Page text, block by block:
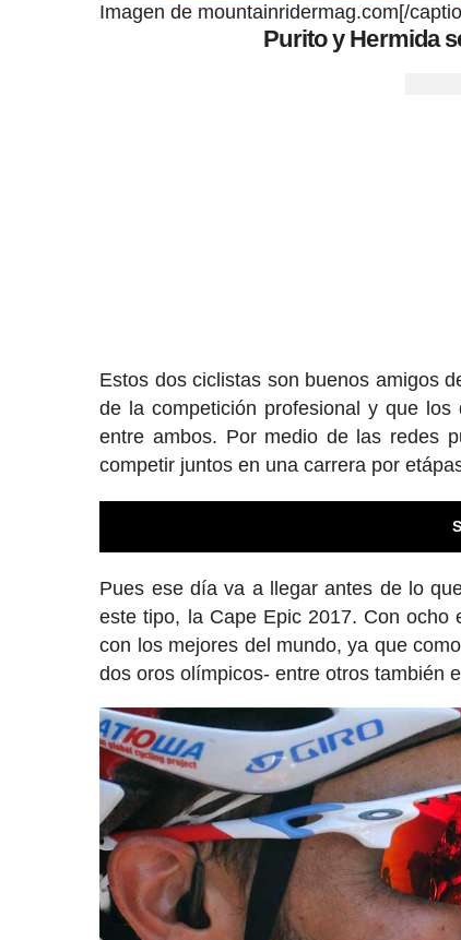
Imagen de mountainridermag.com[/
Purito y Hermida
Estos dos ciclistas son buenos amigos
de la competición profesional y que
entre ambos. Por medio de las redes
competir juntos en una carrera por
Pues ese día va a llegar antes de lo
este tipo, la Cape Epic 2017. Con
con los mejores del mundo, ya que
dos oros olímpicos- entre otros también